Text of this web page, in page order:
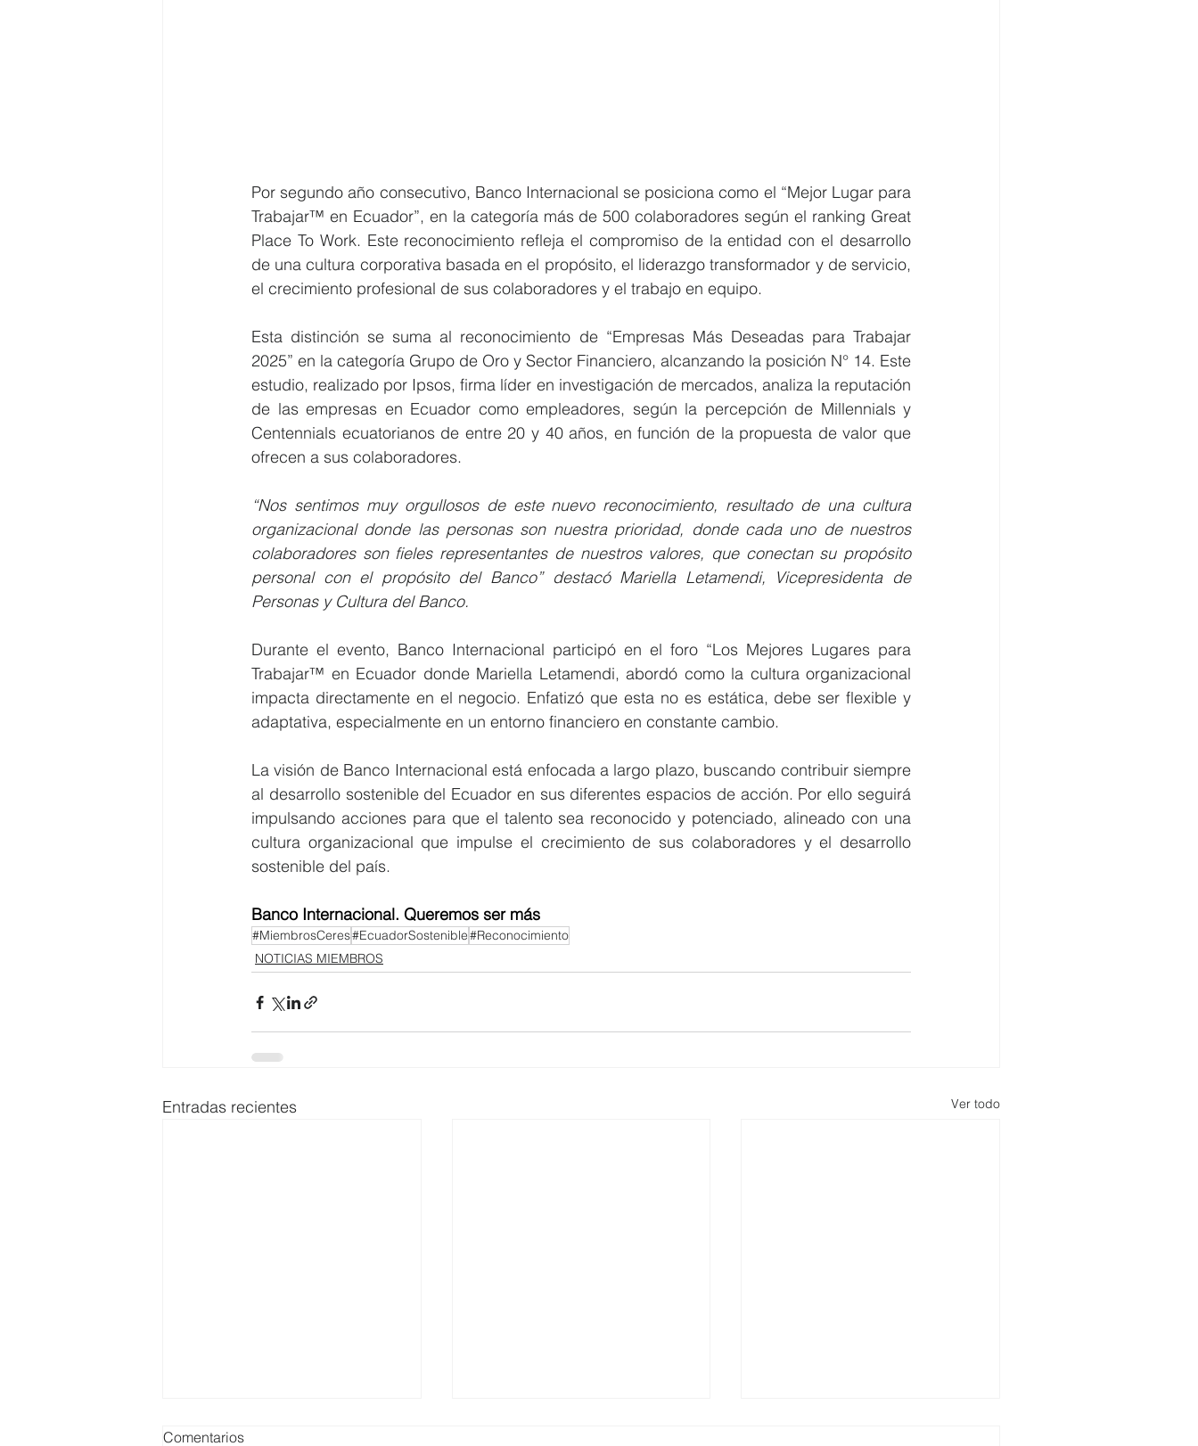
Por segundo año consecutivo, Banco Internacional se posiciona como el “Mejor Lugar para
Trabajar™ en Ecuador”, en la categoría más de 500 colaboradores según el ranking Great
Place To Work. Este reconocimiento refleja el compromiso de la entidad con el desarrollo
de una cultura corporativa basada en el propósito, el liderazgo transformador y de servicio,
el crecimiento profesional de sus colaboradores y el trabajo en equipo.
Esta distinción se suma al reconocimiento de “Empresas Más Deseadas para Trabajar
2025” en la categoría Grupo de Oro y Sector Financiero, alcanzando la posición N° 14. Este
estudio, realizado por Ipsos, firma líder en investigación de mercados, analiza la reputación
de las empresas en Ecuador como empleadores, según la percepción de Millennials y
Centennials ecuatorianos de entre 20 y 40 años, en función de la propuesta de valor que
ofrecen a sus colaboradores.
“Nos sentimos muy orgullosos de este nuevo reconocimiento, resultado de una cultura
organizacional donde las personas son nuestra prioridad, donde cada uno de nuestros
colaboradores son fieles representantes de nuestros valores, que conectan su propósito
personal con el propósito del Banco” destacó Mariella Letamendi, Vicepresidenta de
Personas y Cultura del Banco.
Durante el evento, Banco Internacional participó en el foro “Los Mejores Lugares para
Trabajar™ en Ecuador donde Mariella Letamendi, abordó como la cultura organizacional
impacta directamente en el negocio. Enfatizó que esta no es estática, debe ser flexible y
adaptativa, especialmente en un entorno financiero en constante cambio.
La visión de Banco Internacional está enfocada a largo plazo, buscando contribuir siempre
al desarrollo sostenible del Ecuador en sus diferentes espacios de acción. Por ello seguirá
impulsando acciones para que el talento sea reconocido y potenciado, alineado con una
cultura organizacional que impulse el crecimiento de sus colaboradores y el desarrollo
sostenible del país.
Banco Internacional. Queremos ser más
#MiembrosCeres#EcuadorSostenible#Reconocimiento
NOTICIAS MIEMBROS
Entradas recientes Ver todo
Comentarios